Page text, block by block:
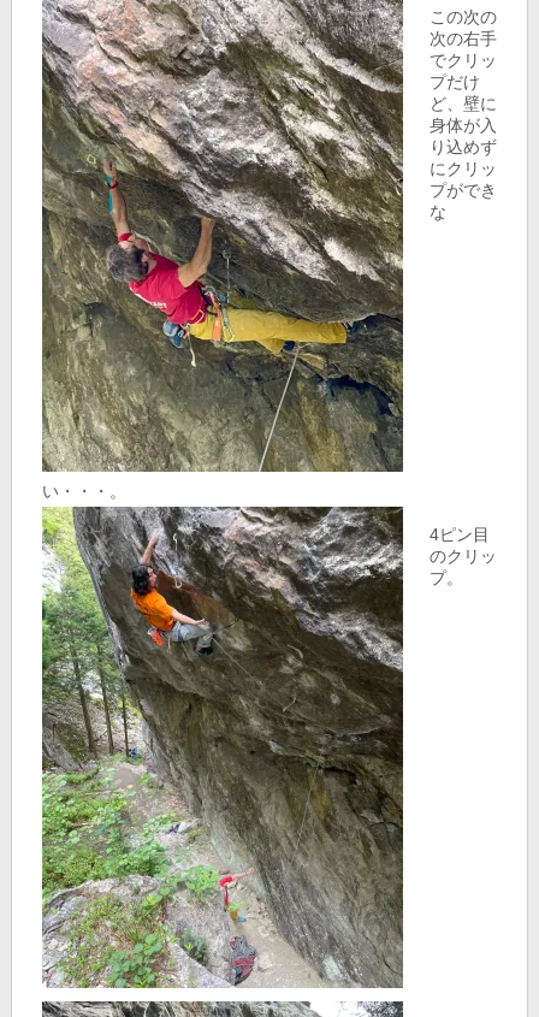
この次の
次の右手
でクリッ
プだけ
ど、壁に
身体が入
り込めず
にクリッ
プができ
な
い・・・。
4ピン目
のクリッ
プ。